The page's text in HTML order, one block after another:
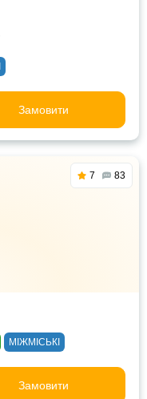
Замовити
7 83
МІЖМІСЬКІ
Замовити